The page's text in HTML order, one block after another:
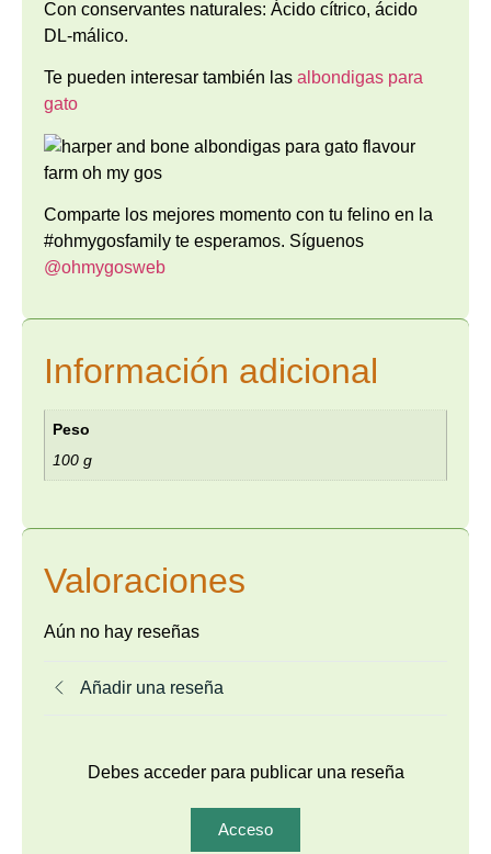
Con conservantes naturales: Ácido cítrico, ácido
DL-málico.
Te pueden interesar también las albondigas para
gato
Comparte los mejores momento con tu felino en la
#ohmygosfamily te esperamos. Síguenos
@ohmygosweb
Información adicional
Peso
100 g
Valoraciones
Aún no hay reseñas
Añadir una reseña
Debes acceder para publicar una reseña
Acceso